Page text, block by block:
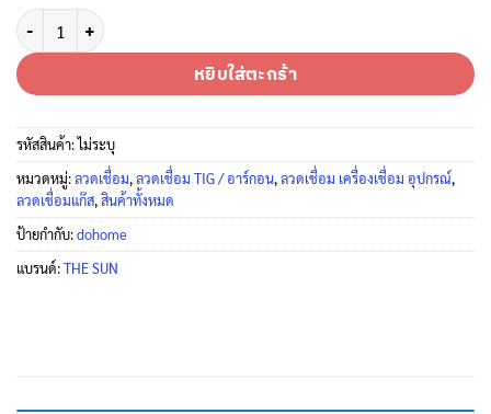
จำนวน ลวดเชื่อมทองเหลือง เดอะซัน เชื่อมแก๊สก็ดี เชื่อมทิกก็ได้ ไม่เป็นตาม
หยิบใส่ตะกร้า
รหัสสินค้า:ไม่ระบุ
หมวดหมู่:ลวดเชื่อม,ลวดเชื่อม TIG / อาร์กอน,ลวดเชื่อม เครื่องเชื่อม อุปกรณ์,
ลวดเชื่อมแก๊ส,สินค้าทั้งหมด
ป้ายกำกับ:dohome
แบรนด์:THE SUN